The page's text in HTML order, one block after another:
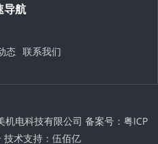
导航
态 联系我们
电科技有限公司 备案号： 粤ICP
技术支持： 伍佰亿